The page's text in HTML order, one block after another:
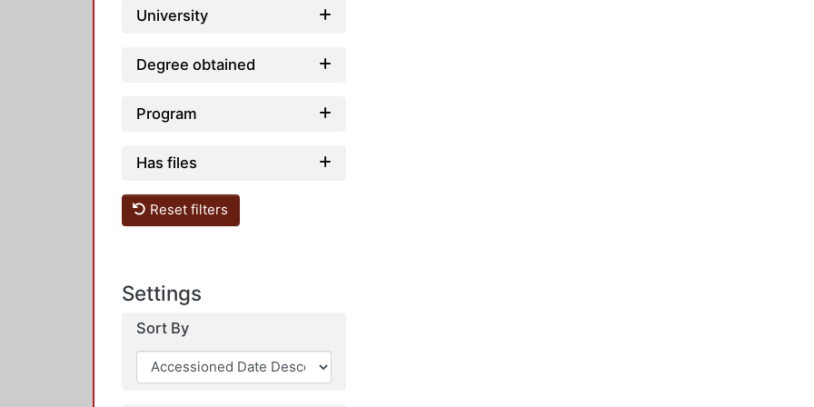
University
Degree obtained
Program
Has files
Reset filters
Settings
Sort By